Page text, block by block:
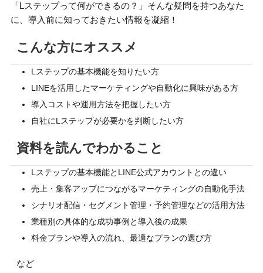
「Lステップって何ができるの？」そんな疑問を持つあなた
に、導入前に知っておきたい情報を凝縮！
こんな方にオススメ
Lステップの基本機能を知りたい方
LINEを活用したマーケティングや自動化に興味がある方
導入コストや運用方法を把握したい方
自社にLステップが必要かを判断したい方
資料を読んでわかること
Lステップの基本機能とLINE公式アカウントとの違い
売上・集客アップにつながるマーケティングの自動化手法
シナリオ配信・セグメント管理・予約管理などの活用方法
業種別の具体的な成功事例と導入後の成果
料金プランや導入の流れ、最適なプランの選び方
など